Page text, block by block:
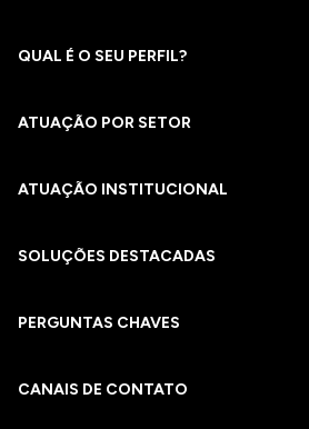
QUAL É O SEU PERFIL?
ATUAÇÃO POR SETOR
ATUAÇÃO INSTITUCIONAL
SOLUÇÕES DESTACADAS
PERGUNTAS CHAVES​
CANAIS DE CONTATO